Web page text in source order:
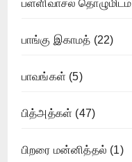
பள்ளிவாசல் தொழுமிடம்
பாங்கு இகாமத் (22)
பாவங்கள் (5)
பித்அத்கள் (47)
பிறரை மன்னித்தல் (1)